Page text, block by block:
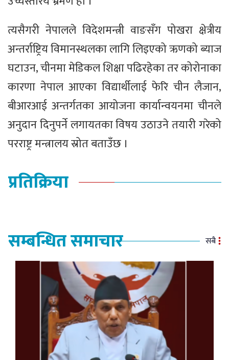
त्यसैगरी नेपालले विदेशमन्त्री वाङसँग पोखरा क्षेत्रीय
अन्तर्राष्ट्रिय विमानस्थलका लागि लिइएको ऋणको ब्याज
घटाउन, चीनमा मेडिकल शिक्षा पढिरहेका तर कोरोनाका
कारणा नेपाल आएका विद्यार्थीलाई फेरि चीन लैजान,
बीआरआई अन्तर्गतका आयोजना कार्यान्वयनमा चीनले
अनुदान दिनुपर्ने लगायतका विषय उठाउने तयारी गरेको
परराष्ट्र मन्त्रालय स्रोत बताउँछ ।
प्रतिक्रिया
सम्बन्धित समाचार सबै